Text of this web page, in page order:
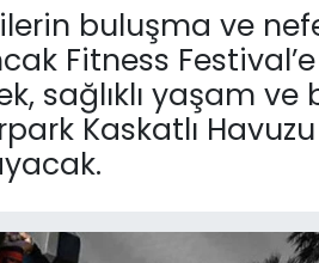
buluşma ve
Fitness
sağlıklı yaşam
Kaskatlı